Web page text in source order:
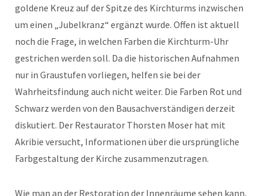
goldene Kreuz auf der Spitze des Kirchturms inzwischen
um einen „Jubelkranz“ ergänzt wurde. Offen ist aktuell
noch die Frage, in welchen Farben die Kirchturm-Uhr
gestrichen werden soll. Da die historischen Aufnahmen
nur in Graustufen vorliegen, helfen sie bei der
Wahrheitsfindung auch nicht weiter. Die Farben Rot und
Schwarz werden von den Bausachverständigen derzeit
diskutiert. Der Restaurator Thorsten Moser hat mit
Akribie versucht, Informationen über die ursprüngliche
Farbgestaltung der Kirche zusammenzutragen.
Wie man an der Restoration der Innenräume sehen kann,